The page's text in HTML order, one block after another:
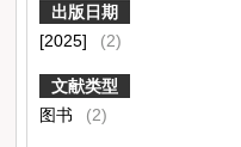
出版日期
[2025]
(2)
文献类型
图书
(2)